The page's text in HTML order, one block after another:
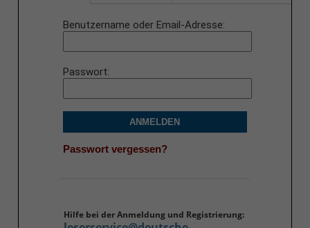
Benutzername oder Email-Adresse
Passwort
ANMELDEN
Passwort vergessen?
Hilfe bei der Anmeldung und Registrierung: